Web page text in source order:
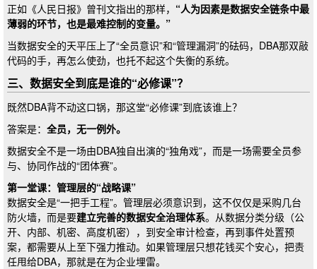
正如《人民日报》曾刊文指出的那样， “人为因素是数据安全链条中最
薄弱的环节，也是最难控制的变量。”
当数据安全的天平压上了“全员意识”和“管理漏洞”的砝码，DBA那双敲
代码的手，再怎么使劲，也托不起这个失衡的系统。
三、数据安全到底是谁的“必修课”？
既然DBA背不动这口锅，那这堂“必修课”到底该谁上？
答案是： 全员，无一例外。
数据安全不是一场由DBA独自出演的“独角戏”，而是一场需要全员参
与、协同作战的“团体赛”。
第一堂课：管理层的“战略课”
数据安全是“一把手工程”。管理层必须意识到，这不仅仅是采购几台
防火墙，而是要建立完善的数据安全治理体系。从数据分类分级（公
开、内部、机密、高度机密），到安全审计检查，再到事件处置预
案，都需要从上至下强力推动。如果管理层只想花钱买个安心，把责
任甩给DBA，那就是在为企业埋雷。